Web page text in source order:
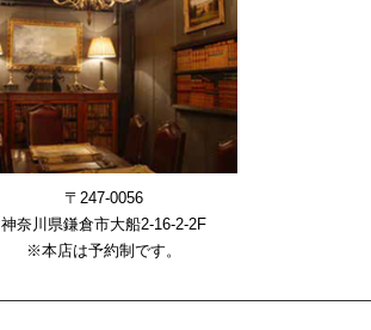
〒247-0056
神奈川県鎌倉市大船2-16-2-2F
※本店は予約制です。